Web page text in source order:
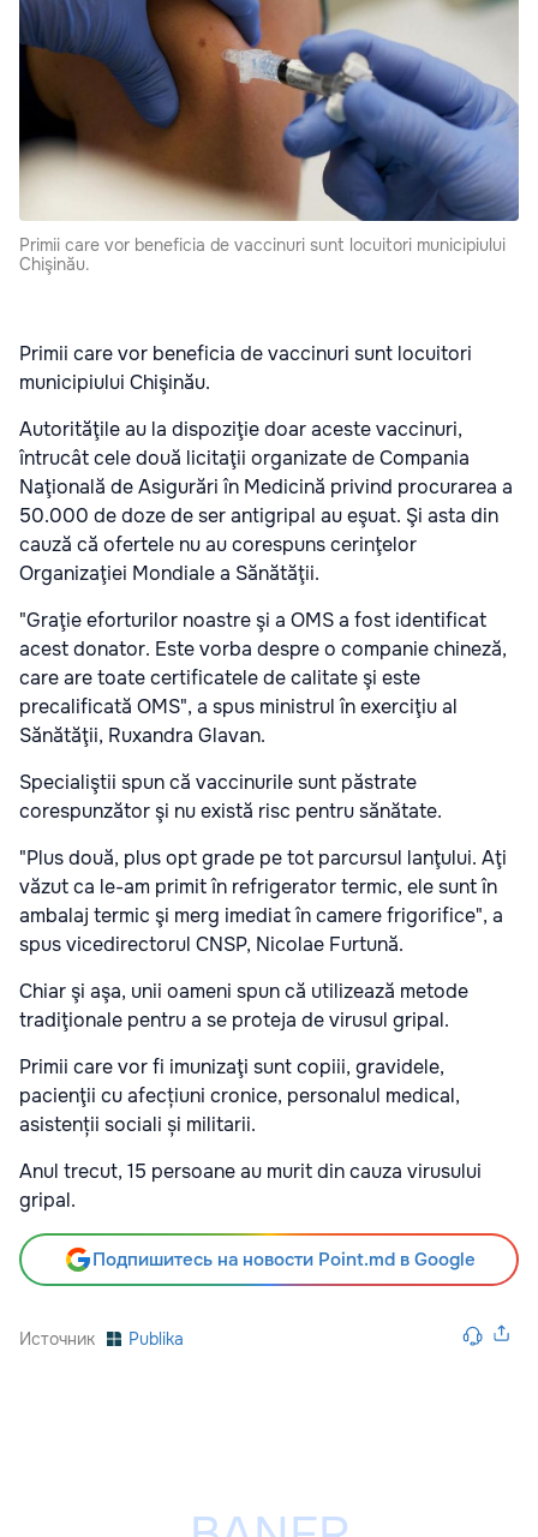
Primii care vor beneficia de vaccinuri sunt locuitori municipiului
Chişinău.
Primii care vor beneficia de vaccinuri sunt locuitori
municipiului Chişinău.
Autorităţile au la dispoziţie doar aceste vaccinuri,
întrucât cele două licitaţii organizate de Compania
Naţională de Asigurări în Medicină privind procurarea a
50.000 de doze de ser antigripal au eşuat. Şi asta din
cauză că ofertele nu au corespuns cerinţelor
Organizaţiei Mondiale a Sănătăţii.
"Graţie eforturilor noastre şi a OMS a fost identificat
acest donator. Este vorba despre o companie chineză,
care are toate certificatele de calitate şi este
precalificată OMS", a spus ministrul în exerciţiu al
Sănătăţii, Ruxandra Glavan.
Specialiştii spun că vaccinurile sunt păstrate
corespunzător şi nu există risc pentru sănătate.
"Plus două, plus opt grade pe tot parcursul lanţului. Aţi
văzut ca le-am primit în refrigerator termic, ele sunt în
ambalaj termic şi merg imediat în camere frigorifice", a
spus vicedirectorul CNSP, Nicolae Furtună.
Chiar şi aşa, unii oameni spun că utilizează metode
tradiţionale pentru a se proteja de virusul gripal.
Primii care vor fi imunizaţi sunt copiii, gravidele,
pacienţii cu afecțiuni cronice, personalul medical,
asistenții sociali și militarii.
Anul trecut, 15 persoane au murit din cauza virusului
gripal.
Подпишитесь на новости Point.md в Google
Источник Publika